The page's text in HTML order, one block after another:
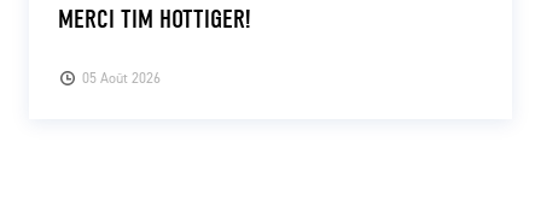
05 Août 2026
MERCI TIM HOTTIGER!